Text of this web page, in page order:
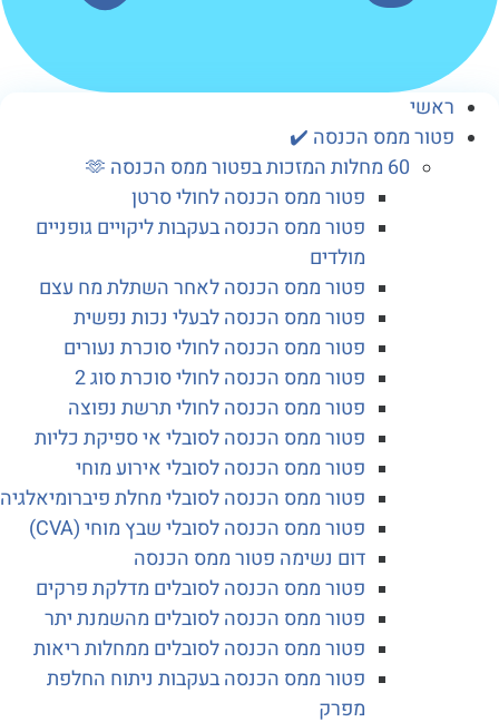
ממס הכנסה ✔️
פטור ממס הכנסה לחולי סרטן
פטור ממס הכנסה בעקבות ליקויים גופניים
פטור ממס הכנסה לאחר השתלת מח עצם
פטור ממס הכנסה לבעלי נכות נפשית
פטור ממס הכנסה לחולי סוכרת נעורים
פטור ממס הכנסה לחולי סוכרת סוג 2
פטור ממס הכנסה לחולי תרשת נפוצה
פטור ממס הכנסה לסובלי אי ספיקת כליות
פטור ממס הכנסה לסובלי אירוע מוחי
פטור ממס הכנסה לסובלי מחלת פיברומיאלגיה
פטור ממס הכנסה לסובלי שבץ מוחי (CVA)
דום נשימה פטור ממס הכנסה
פטור ממס הכנסה לסובלים מדלקת פרקים
פטור ממס הכנסה לסובלים מהשמנת יתר
פטור ממס הכנסה לסובלים ממחלות ריאות
פטור ממס הכנסה בעקבות ניתוח החלפת